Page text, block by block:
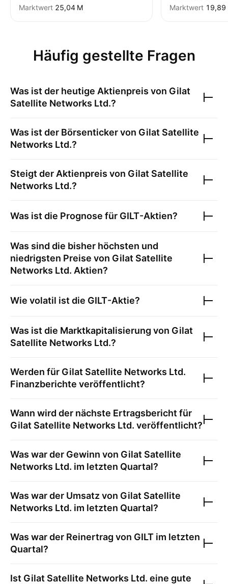
Marktwert ‪25,04 M‬
Marktwert ‪19,89
Häufig gestellte Fragen
Was ist der heutige Aktienpreis von Gilat
Satellite Networks Ltd.?
Was ist der Börsenticker von Gilat Satellite
Networks Ltd.?
Steigt der Aktienpreis von Gilat Satellite
Networks Ltd.?
Was ist die Prognose für GILT-Aktien?
Was sind die bisher höchsten und
niedrigsten Preise von Gilat Satellite
Networks Ltd. Aktien?
Wie volatil ist die GILT-Aktie?
Was ist die Marktkapitalisierung von Gilat
Satellite Networks Ltd.?
Werden für Gilat Satellite Networks Ltd.
Finanzberichte veröffentlicht?
Wann wird der nächste Ertragsbericht für
Gilat Satellite Networks Ltd. veröffentlicht?
Was war der Gewinn von Gilat Satellite
Networks Ltd. im letzten Quartal?
Was war der Umsatz von Gilat Satellite
Networks Ltd. im letzten Quartal?
Was war der Reinertrag von GILT im letzten
Quartal?
Ist Gilat Satellite Networks Ltd. eine gute